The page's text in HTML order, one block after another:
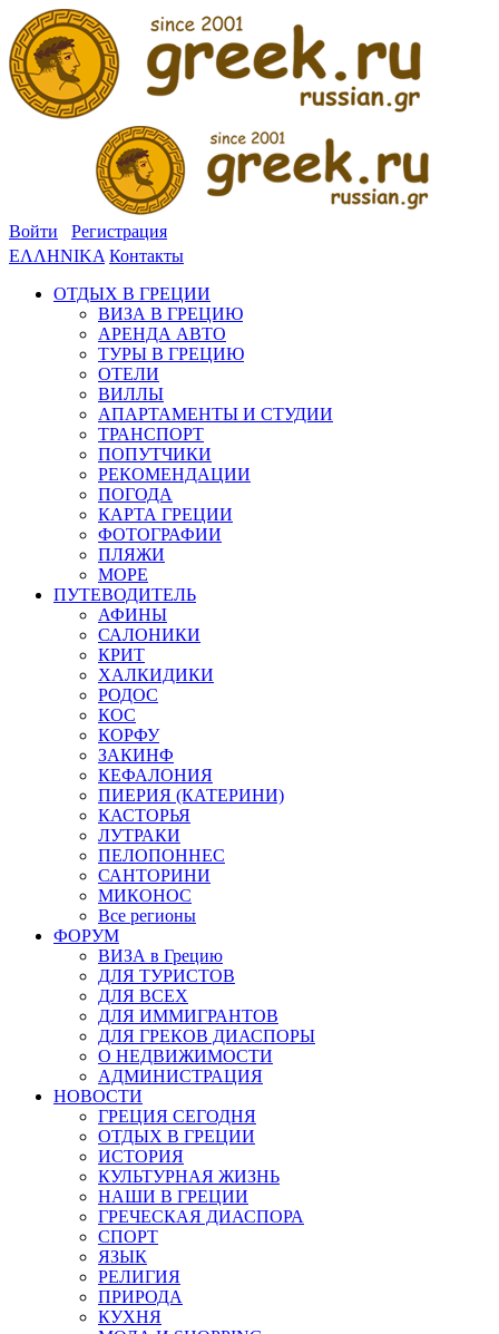
Войти
Регистрация
ΕΛΛΗΝΙΚΑ Контакты
ОТДЫХ В ГРЕЦИИ
ВИЗА В ГРЕЦИЮ
АРЕНДА АВТО
ТУРЫ В ГРЕЦИЮ
ОТЕЛИ
ВИЛЛЫ
АПАРТАМЕНТЫ И СТУДИИ
ТРАНСПОРТ
ПОПУТЧИКИ
РЕКОМЕНДАЦИИ
ПОГОДА
КАРТА ГРЕЦИИ
ФОТОГРАФИИ
ПЛЯЖИ
МОРЕ
ПУТЕВОДИТЕЛЬ
АФИНЫ
САЛОНИКИ
КРИТ
ХАЛКИДИКИ
РОДОС
КОС
КОРФУ
ЗАКИНФ
КЕФАЛОНИЯ
ПИЕРИЯ (КАТЕРИНИ)
КАСТОРЬЯ
ЛУТРАКИ
ПЕЛОПОННЕС
САНТОРИНИ
МИКОНОС
Все регионы
ФОРУМ
ВИЗА в Грецию
ДЛЯ ТУРИСТОВ
ДЛЯ ВСЕХ
ДЛЯ ИММИГРАНТОВ
ДЛЯ ГРЕКОВ ДИАСПОРЫ
О НЕДВИЖИМОСТИ
АДМИНИСТРАЦИЯ
НОВОСТИ
ГРЕЦИЯ СЕГОДНЯ
ОТДЫХ В ГРЕЦИИ
ИСТОРИЯ
КУЛЬТУРНАЯ ЖИЗНЬ
НАШИ В ГРЕЦИИ
ГРЕЧЕСКАЯ ДИАСПОРА
СПОРТ
ЯЗЫК
РЕЛИГИЯ
ПРИРОДА
КУХНЯ